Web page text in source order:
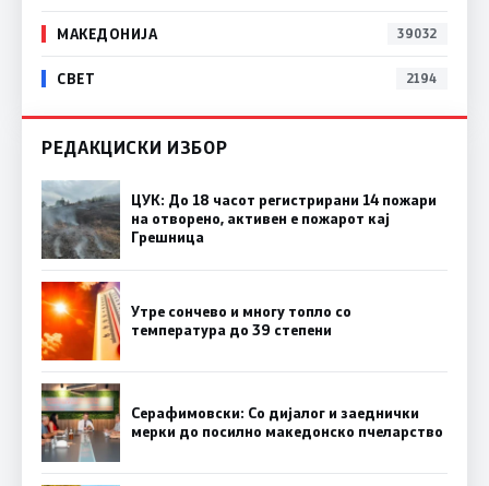
МАКЕДОНИЈА 39032
СВЕТ 2194
РЕДАКЦИСКИ ИЗБОР
ЦУК: До 18 часот регистрирани 14 пожари
на отворено, активен е пожарот кај
Грешница
Утре сончево и многу топло со
температура до 39 степени
Серафимовски: Со дијалог и заеднички
мерки до посилно македонско пчеларство